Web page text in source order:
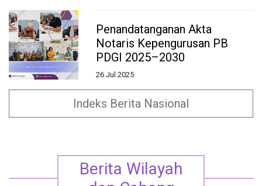
Penandatanganan Akta
Notaris Kepengurusan PB
PDGI 2025–2030
26 Jul 2025
Indeks Berita Nasional